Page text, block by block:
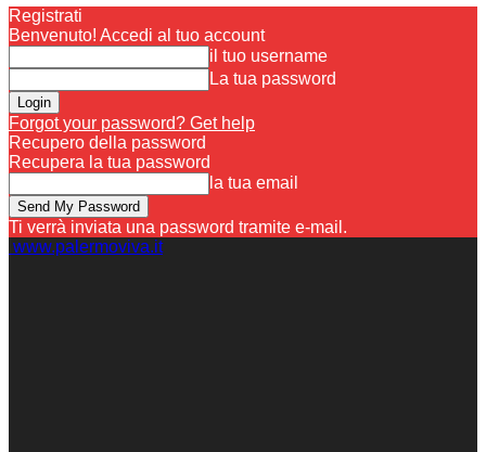
Registrati
Benvenuto! Accedi al tuo account
il tuo username
La tua password
Forgot your password? Get help
Recupero della password
Recupera la tua password
la tua email
Ti verrà inviata una password tramite e-mail.
www.palermoviva.it